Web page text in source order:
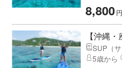
8,800円
【沖縄
SUP（サ
5歳から